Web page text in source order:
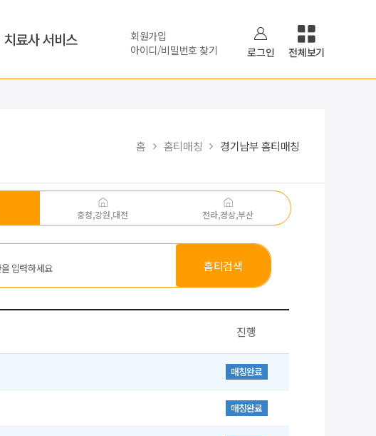
치료사 서비스
회원가입
아이디/비밀번호 찾기
로그인 전체보기
홈 홈티매칭 경기남부 홈티매칭
충청,강원,대전 전라,경상,부산
진행
매칭완료
매칭완료